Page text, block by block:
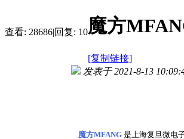
查看: 28686|回复: 10魔方
[复制链接]
发表于 2021-8-13
魔方MFANG 是上海复旦微电